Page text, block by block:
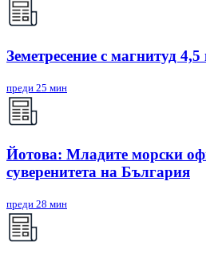
Земетресение с магнитуд
преди 25 мин
Йотова: Младите морски
суверенитета на България
преди 28 мин